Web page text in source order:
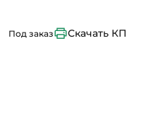
Под заказ Скачать КП